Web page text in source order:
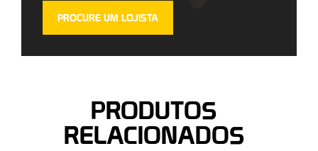
PROCURE UM LOJISTA
PRODUTOS
RELACIONADOS